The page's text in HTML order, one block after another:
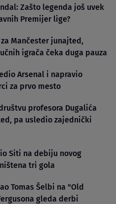
Zašto legenda još uvek
Premijer lige?
za Mančester junajted,
igrača čeka duga pauza
Arsenal i napravio
za prvo mesto
profesora Dugalića
pa usledio zajednički
Siti na debiju novog
tri gola
Tomas Šelbi na "Old
gleda derbi